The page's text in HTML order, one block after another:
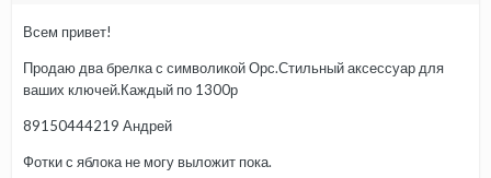
Всем привет!
Продаю два брелка с символикой Орс.Стильный аксессуар для
ваших ключей.Каждый по 1300р
89150444219 Андрей
Фотки с яблока не могу выложит пока.